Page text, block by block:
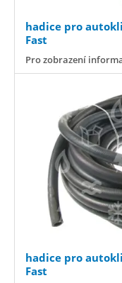
hadice pro
Fast
Pro zobrazení
hadice pro
Fast